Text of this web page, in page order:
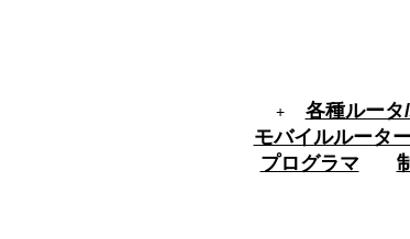
+ 各種ルータ
モバイルルータ
プログラマ